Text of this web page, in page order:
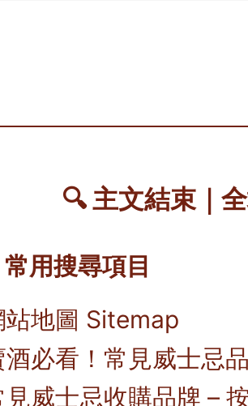
🔍主文結束｜
常用搜尋項目
站地圖 Sitemap
酒必看！常見威士忌
見威士忌收購品牌 –